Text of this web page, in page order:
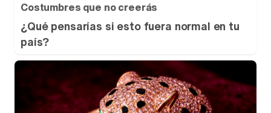
Costumbres que no creerás
¿Qué pensarías si esto fuera normal en tu
país?